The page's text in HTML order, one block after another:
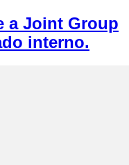
a Joint Group
interno.